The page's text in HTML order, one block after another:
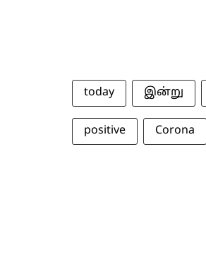
today இன்று
positive Corona